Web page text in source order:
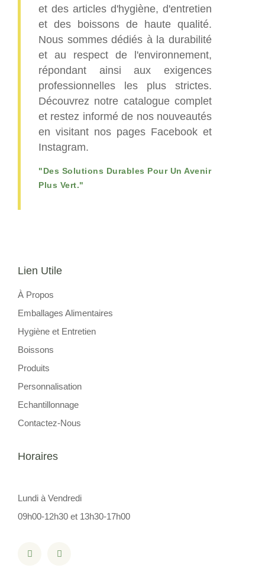
et des articles d'hygiène, d'entretien
et des boissons de haute qualité.
Nous sommes dédiés à la durabilité
et au respect de l'environnement,
répondant ainsi aux exigences
professionnelles les plus strictes.
Découvrez notre catalogue complet
et restez informé de nos nouveautés
en visitant nos pages Facebook et
Instagram.
"Des Solutions Durables Pour Un Avenir
Plus Vert."
Lien Utile
À Propos
Emballages Alimentaires
Hygiène et Entretien
Boissons
Produits
Personnalisation
Echantillonnage
Contactez-Nous
Horaires
Lundi à Vendredi
09h00-12h30 et 13h30-17h00